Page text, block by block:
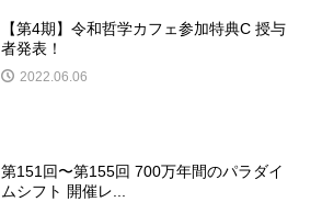
【第4期】令和哲学カフェ参加特典C 授与
者発表！
2022.06.06
第151回〜第155回 700万年間のパラダイ
ムシフト 開催レ...